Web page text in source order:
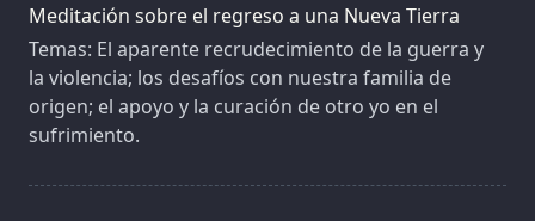
Meditación sobre el regreso a una Nueva Tierra
Temas: El aparente recrudecimiento de la guerra y
la violencia; los desafíos con nuestra familia de
origen; el apoyo y la curación de otro yo en el
sufrimiento.